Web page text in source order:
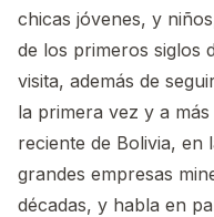
chicas jóvenes, y
de los primeros siglos
visita, además de
la primera vez y a
reciente de Bolivia, en
grandes empresas
décadas, y habla en